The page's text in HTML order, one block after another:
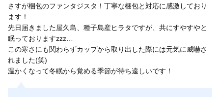
さすが梱包のファンタジスタ！丁寧な梱包と対応に感激しており
ます！
先日届きました屋久島、種子島産ヒラタですが、共にすやすやと
眠っておりますzzz…
この寒さにも関わらずカップから取り出した際には元気に威嚇さ
れました(笑)
温かくなって冬眠から覚める季節が待ち遠しいです！